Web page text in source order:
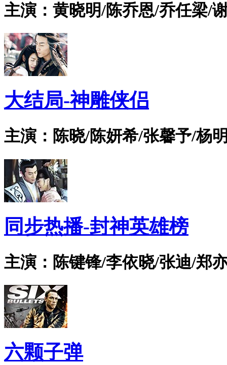
主演：黄晓明/陈乔恩/乔任梁/
大结局-神雕侠侣
主演：陈晓/陈妍希/张馨予/杨
同步热播-封神英雄榜
主演：陈键锋/李依晓/张迪/郑
六颗子弹